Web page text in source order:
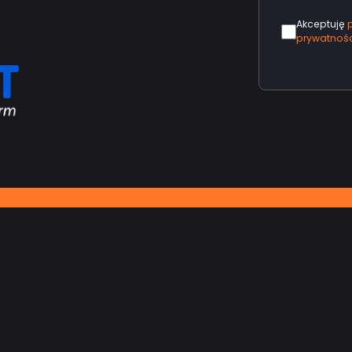
Akceptuję